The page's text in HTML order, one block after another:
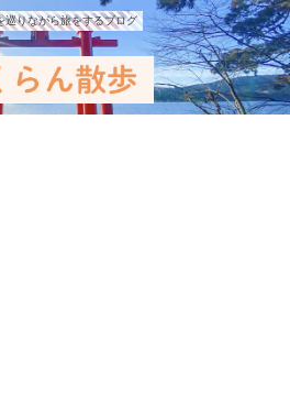
巡りながら旅をするブログ